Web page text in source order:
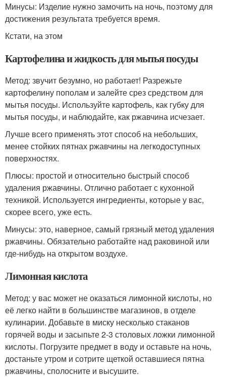
Минусы: Изделие нужно замочить на ночь, поэтому для
достижения результата требуется время.
Кстати, на этом
Картофелина и жидкость для мытья посуды
Метод: звучит безумно, но работает! Разрежьте
картофелину пополам и залейте срез средством для
мытья посуды. Используйте картофель, как губку для
мытья посуды, и наблюдайте, как ржавчина исчезает.
Лучше всего применять этот способ на небольших,
менее стойких пятнах ржавчины на легкодоступных
поверхностях.
Плюсы: простой и относительно быстрый способ
удаления ржавчины. Отлично работает с кухонной
техникой. Используется ингредиенты, которые у вас,
скорее всего, уже есть.
Минусы: это, наверное, самый грязный метод удаления
ржавчины. Обязательно работайте над раковиной или
где-нибудь на открытом воздухе.
Лимонная кислота
Метод: у вас может не оказаться лимонной кислоты, но
её легко найти в большинстве магазинов, в отделе
кулинарии. Добавьте в миску несколько стаканов
горячей воды и засыпьте 2-3 столовых ложки лимонной
кислоты. Погрузите предмет в воду и оставьте на ночь,
достаньте утром и сотрите щеткой оставшиеся пятна
ржавчины, сполосните и высушите.